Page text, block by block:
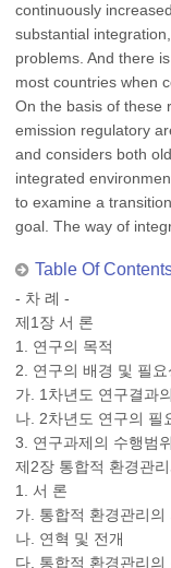
continuously
substantial
problems. And there
most countries when
On the basis of these
emission regulatory
and considers both
integrated
to examine a
goal. The way of
Table Of
- 차 례 -
제1장 서 론
1. 연구의 목적
2. 연구의 배경 및 필요
가. 1차년도 연구결과
나. 2차년도 연구의 필
3. 연구과제의 수행범
제2장 통합적 환경관
1. 서 론
가. 통합적 환경관리의
나. 연혁 및 전개
다. 통합적 환경관리의